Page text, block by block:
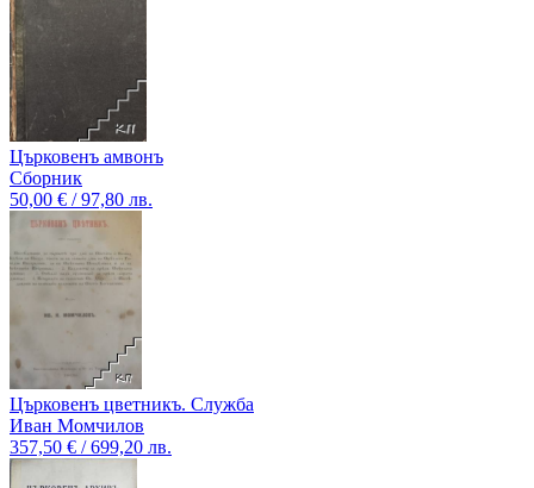
Църковенъ амвонъ
Сборник
50,00 € / 97,80 лв.
Църковенъ цветникъ. Служба
Иван Момчилов
357,50 € / 699,20 лв.